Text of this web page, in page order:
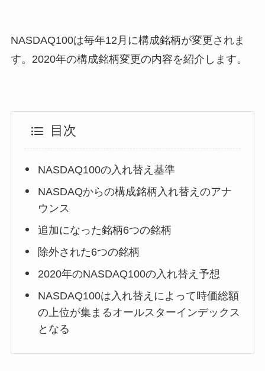
NASDAQ100は毎年12月に構成銘柄が変更されま
す。2020年の構成銘柄変更の内容を紹介します。
目次
NASDAQ100の入れ替え基準
NASDAQからの構成銘柄入れ替えのアナ
ウンス
追加になった銘柄6つの銘柄
除外された6つの銘柄
2020年のNASDAQ100の入れ替え予想
NASDAQ100は入れ替えによって時価総額
の上位が集まるオールスターインデックス
となる